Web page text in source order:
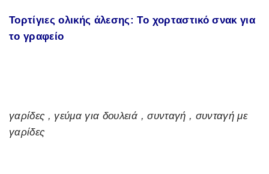
Τορτίγιες ολικής άλεσης: Το χορταστικό σνακ για
το γραφείο
γαρίδες , γεύμα για δουλειά , συνταγή , συνταγή με
γαρίδες